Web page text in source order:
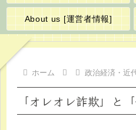
About us [運営者情報]
ホーム 政治経済・近
「オレオレ詐欺」と